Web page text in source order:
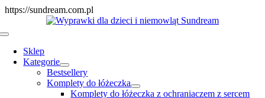
https://sundream.com.pl
to
Toggle
Navigation
Sklep
Kategorie
Bestsellery
Komplety do łóżeczka
Komplety do łóżeczka z ochraniaczem z sercem